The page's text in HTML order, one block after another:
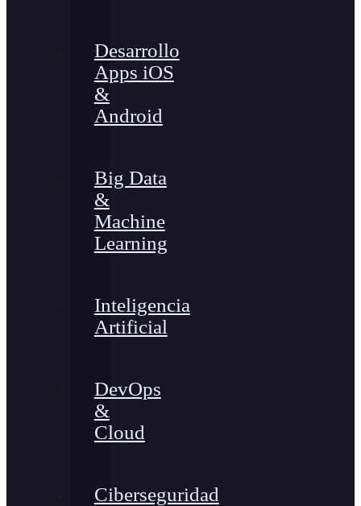
Desarrollo
Apps iOS
&
Android
Big Data
&
Machine
Learning
Inteligencia
Artificial
DevOps
&
Cloud
Ciberseguridad